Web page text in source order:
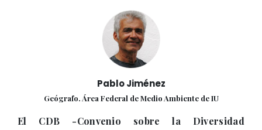
Pablo Jiménez
Geógrafo. Área Federal de Medio Ambiente de IU
El CDB -Convenio sobre la Diversidad